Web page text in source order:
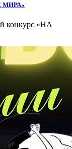
МИРА»
конкурс «НА